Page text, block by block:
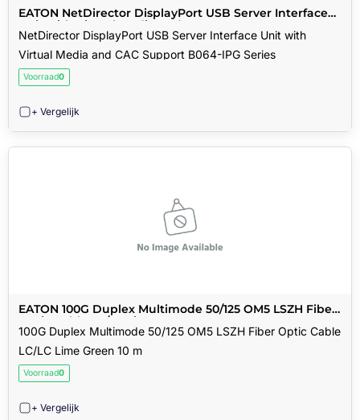
EATON NetDirector DisplayPort USB Server Interface
Unit with Virtual Media and CAC Support B064-IPG
Series
NetDirector DisplayPort USB Server Interface Unit with
Virtual Media and CAC Support B064-IPG Series
Voorraad0
+ Vergelijk
EATON 100G Duplex Multimode 50/125 OM5 LSZH Fiber
Optic Cable LC/LC Lime Green 10 m
100G Duplex Multimode 50/125 OM5 LSZH Fiber Optic Cable
LC/LC Lime Green 10 m
Voorraad0
+ Vergelijk